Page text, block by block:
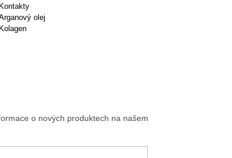
Kontakty
olej
Kolagen
o nových produktech na našem